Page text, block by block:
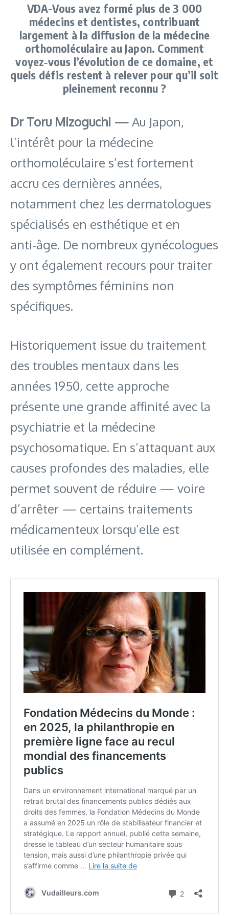
VDA-Vous avez formé plus de 3 000
médecins et dentistes, contribuant
largement à la diffusion de la médecine
orthomoléculaire au Japon. Comment
voyez‑vous l’évolution de ce domaine, et
quels défis restent à relever pour qu’il soit
pleinement reconnu ?
Dr Toru Mizoguchi —Au Japon,
l’intérêt pour la médecine
orthomoléculaire s’est fortement
accru ces dernières années,
notamment chez les dermatologues
spécialisés en esthétique et en
anti‑âge. De nombreux gynécologues
y ont également recours pour traiter
des symptômes féminins non
spécifiques.
Historiquement issue du traitement
des troubles mentaux dans les
années 1950, cette approche
présente une grande affinité avec la
psychiatrie et la médecine
psychosomatique. En s’attaquant aux
causes profondes des maladies, elle
permet souvent de réduire — voire
d’arrêter — certains traitements
médicamenteux lorsqu’elle est
utilisée en complément.